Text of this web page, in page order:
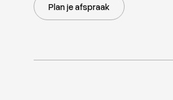
Plan je afspraak